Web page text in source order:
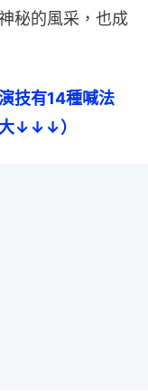
秘的風采，也成
技有14種喊法
大↓↓↓）